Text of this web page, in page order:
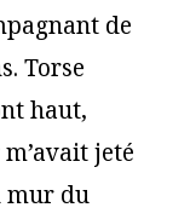
de
Torse
haut,
jeté
mur du